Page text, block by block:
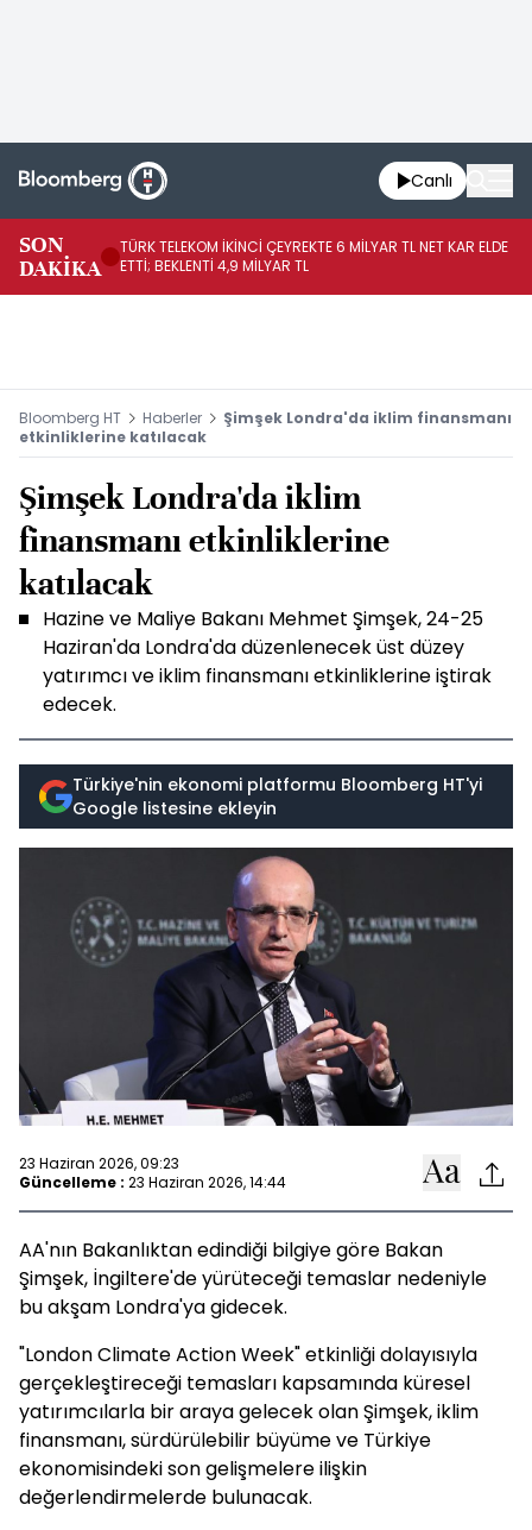
Canlı
SON
DAKİKA
TÜRK TELEKOM İKİNCİ ÇEYREKTE 6 MİLYAR TL NET KAR ELDE
ETTİ; BEKLENTİ 4,9 MİLYAR TL
Bloomberg HT Haberler
Şimşek Londra'da iklim finansmanı
etkinliklerine katılacak
Şimşek Londra'da iklim
finansmanı etkinliklerine
katılacak
Hazine ve Maliye Bakanı Mehmet Şimşek, 24-25
Haziran'da Londra'da düzenlenecek üst düzey
yatırımcı ve iklim finansmanı etkinliklerine iştirak
edecek.
Türkiye'nin ekonomi platformu Bloomberg HT'yi
Google listesine ekleyin
23 Haziran 2026, 09:23
Güncelleme : 23 Haziran 2026, 14:44
AA'nın Bakanlıktan edindiği bilgiye göre Bakan
Şimşek, İngiltere'de yürüteceği temaslar nedeniyle
bu akşam Londra'ya gidecek.
"London Climate Action Week" etkinliği dolayısıyla
gerçekleştireceği temasları kapsamında küresel
yatırımcılarla bir araya gelecek olan Şimşek, iklim
finansmanı, sürdürülebilir büyüme ve Türkiye
ekonomisindeki son gelişmelere ilişkin
değerlendirmelerde bulunacak.